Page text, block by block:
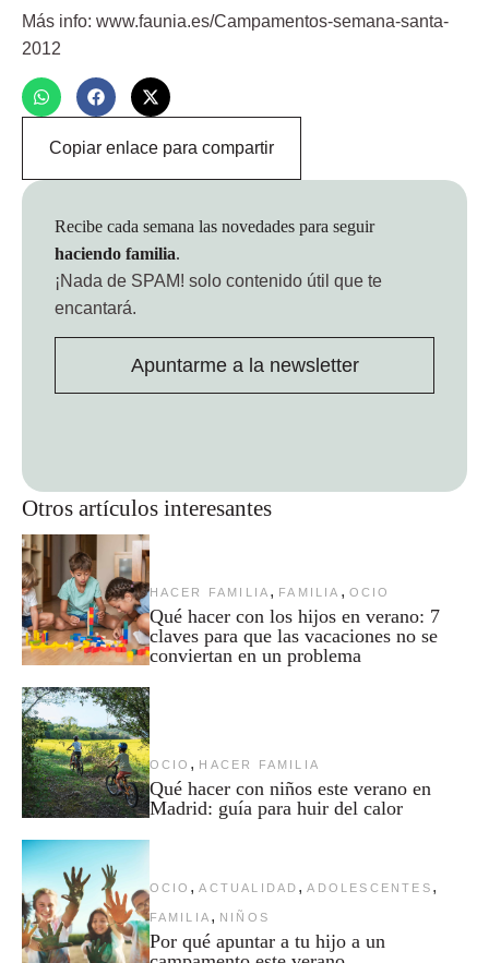
Más info: www.faunia.es/Campamentos-semana-santa-
2012
Copiar enlace para compartir
Otros artículos interesantes
HACER FAMILIA , FAMILIA , OCIO
Qué hacer con los hijos en verano: 7
claves para que las vacaciones no se
conviertan en un problema
OCIO , HACER FAMILIA
Qué hacer con niños este verano en
Madrid: guía para huir del calor
OCIO , ACTUALIDAD , ADOLESCENTES ,
FAMILIA , NIÑOS
Por qué apuntar a tu hijo a un
Recibe cada semana las novedades para seguir
haciendo familia.
¡Nada de SPAM! solo contenido útil que te
encantará.
Apuntarme a la newsletter